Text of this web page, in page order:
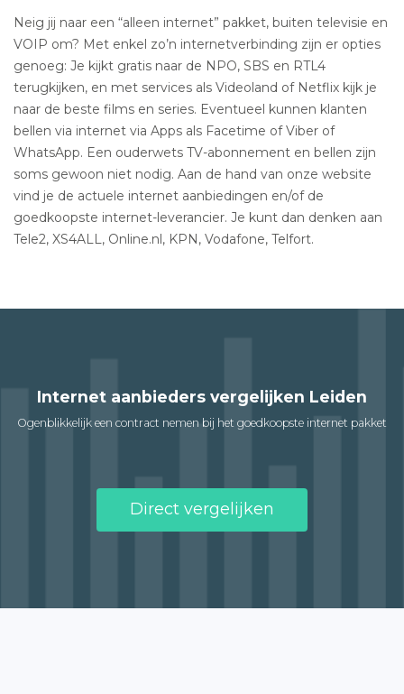
Neig jij naar een “alleen internet” pakket, buiten televisie en
VOIP om? Met enkel zo’n internetverbinding zijn er opties
genoeg: Je kijkt gratis naar de NPO, SBS en RTL4
terugkijken, en met services als Videoland of Netflix kijk je
naar de beste films en series. Eventueel kunnen klanten
bellen via internet via Apps als Facetime of Viber of
WhatsApp. Een ouderwets TV-abonnement en bellen zijn
soms gewoon niet nodig. Aan de hand van onze website
vind je de actuele internet aanbiedingen en/of de
goedkoopste internet-leverancier. Je kunt dan denken aan
Tele2, XS4ALL, Online.nl, KPN, Vodafone, Telfort.
Internet aanbieders vergelijken Leiden
Ogenblikkelijk een contract nemen bij het goedkoopste internet pakket
Direct vergelijken